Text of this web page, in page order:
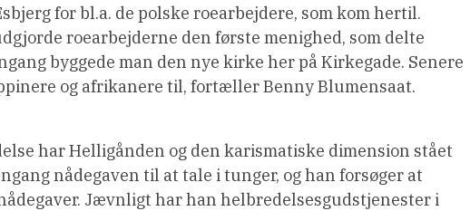
for bl.a. de polske roearbejdere, som kom hertil.
roearbejderne den første menighed, som delte
byggede man den nye kirke her på Kirkegade. Senere
og afrikanere til, fortæller Benny Blumensaat.
har Helligånden og den karismatiske dimension stået
nådegaven til at tale i tunger, og han forsøger at
Jævnligt har han helbredelsesgudstjenester i